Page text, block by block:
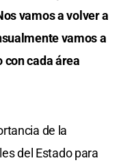
vamos a volver a
vamos a
cada área
de la
del Estado para